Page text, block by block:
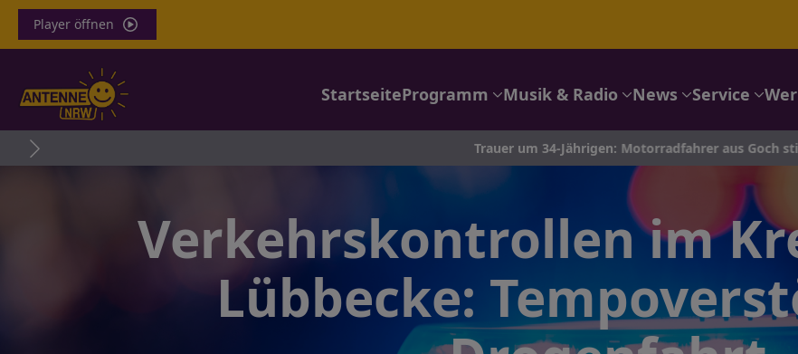
Player öffnen
StartseiteProgramm Musik & Radio News Service
Trauer um 34-Jährigen: Motorradfahrer aus Goch stirbt nach
Verkehrskontrollen im
Lübbecke: